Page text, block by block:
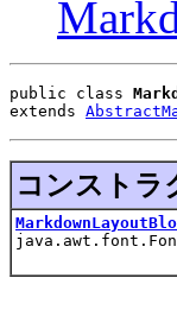
public class
extends
コンストラ